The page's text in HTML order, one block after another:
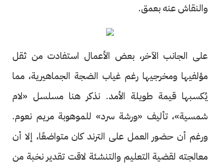
والنقاش عنه بعمق.
على الجانب الآخر، بعض الأعمال استفادت من ثقل
مؤلفيها ومخرجيها رغم غياب الضجة الجماهيرية، مما
يُكسبها قيمة طويلة الأمد. نذكر هنا مسلسل «لام
شمسية»، تأليف «ورشة سرد» للموهوبة مريم نعوم.
ورغم أن حضور العمل على الترند كان متواضعًا، إلا أن
معالجته لقضية التعليم والتنشئة لاقت تقدير نخبة من